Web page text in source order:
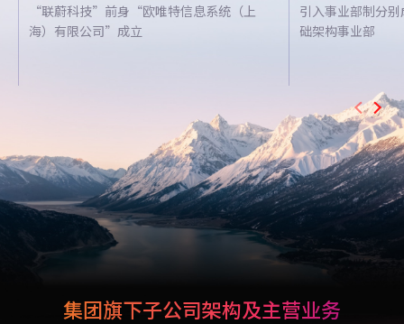
“联蔚科技”前身“欧唯特信息系统（上
海）有限公司”成立
引入事业部制分
础架构事业部
集团旗下子公司架构及主营业务